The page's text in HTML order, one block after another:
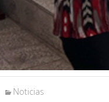
Noticias